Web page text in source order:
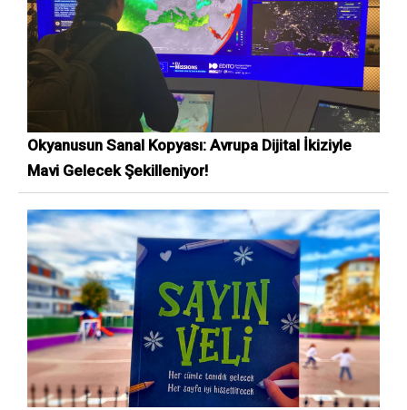
Okyanusun Sanal Kopyası: Avrupa Dijital İkiziyle
Mavi Gelecek Şekilleniyor!